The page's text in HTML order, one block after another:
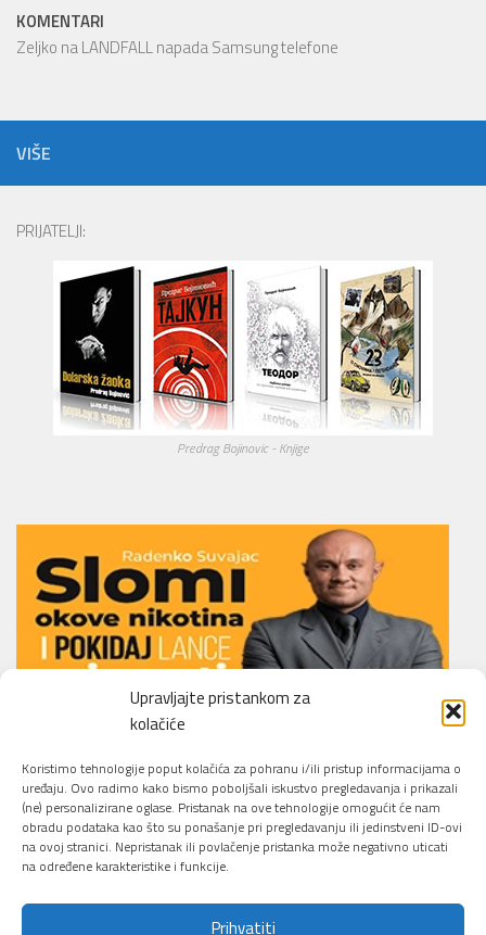
Upravljajte pristankom za
kolačiće
Koristimo tehnologije poput kolačića za pohranu i/ili pristup informacijama o
uređaju. Ovo radimo kako bismo poboljšali iskustvo pregledavanja i prikazali
(ne) personalizirane oglase. Pristanak na ove tehnologije omogućit će nam
obradu podataka kao što su ponašanje pri pregledavanju ili jedinstveni ID-ovi
na ovoj stranici. Nepristanak ili povlačenje pristanka može negativno uticati
na određene karakteristike i funkcije.
Prihvatiti
KOMENTARI
Zeljko naLANDFALL napada Samsung telefone
VIŠE
PRIJATELJI:
Predrag Bojinovic - Knjige
Li.O.N.S. Smoking Cessation Method